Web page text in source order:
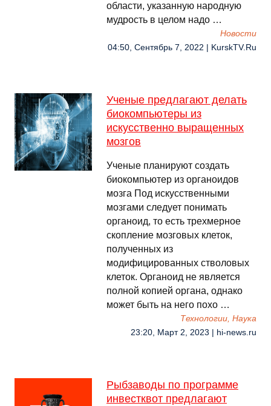
области, указанную народную
мудрость в целом надо …
Новости
04:50, Сентябрь 7, 2022 | KurskTV.Ru
Ученые предлагают делать
биокомпьютеры из
искусственно выращенных
мозгов
Ученые планируют создать
биокомпьютер из органоидов
мозга Под искусственными
мозгами следует понимать
органоид, то есть трехмерное
скопление мозговых клеток,
полученных из
модифицированных стволовых
клеток. Органоид не является
полной копией органа, однако
может быть на него похо …
Технологии, Наука
23:20, Март 2, 2023 | hi-news.ru
Рыбзаводы по программе
инвестквот предлагают